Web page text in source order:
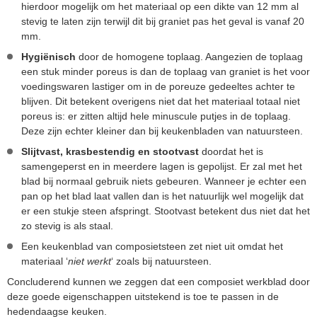
hierdoor mogelijk om het materiaal op een dikte van 12 mm al
stevig te laten zijn terwijl dit bij graniet pas het geval is vanaf 20
mm.
Hygiënisch door de homogene toplaag. Aangezien de toplaag
een stuk minder poreus is dan de toplaag van graniet is het voor
voedingswaren lastiger om in de poreuze gedeeltes achter te
blijven. Dit betekent overigens niet dat het materiaal totaal niet
poreus is: er zitten altijd hele minuscule putjes in de toplaag.
Deze zijn echter kleiner dan bij keukenbladen van natuursteen.
Slijtvast, krasbestendig en stootvast doordat het is
samengeperst en in meerdere lagen is gepolijst. Er zal met het
blad bij normaal gebruik niets gebeuren. Wanneer je echter een
pan op het blad laat vallen dan is het natuurlijk wel mogelijk dat
er een stukje steen afspringt. Stootvast betekent dus niet dat het
zo stevig is als staal.
Een keukenblad van composietsteen zet niet uit omdat het
materiaal ‘niet werkt‘ zoals bij natuursteen.
Concluderend kunnen we zeggen dat een composiet werkblad door
deze goede eigenschappen uitstekend is toe te passen in de
hedendaagse keuken.